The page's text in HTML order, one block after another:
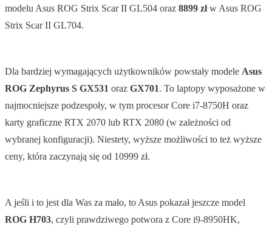
modelu Asus ROG Strix Scar II GL504 oraz 8899 złw Asus ROG
Strix Scar II GL704.
Dla bardziej wymagających użytkowników powstały modele Asus
ROG Zephyrus S GX531 oraz GX701. To laptopy wyposażone w
najmocniejsze podzespoły, w tym procesor Core i7-8750H oraz
karty graficzne RTX 2070 lub RTX 2080 (w zależności od
wybranej konfiguracji). Niestety, wyższe możliwości to też wyższe
ceny, która zaczynają się od 10999 zł.
A jeśli i to jest dla Was za mało, to Asus pokazał jeszcze model
ROG H703, czyli prawdziwego potwora z Core i9-8950HK,